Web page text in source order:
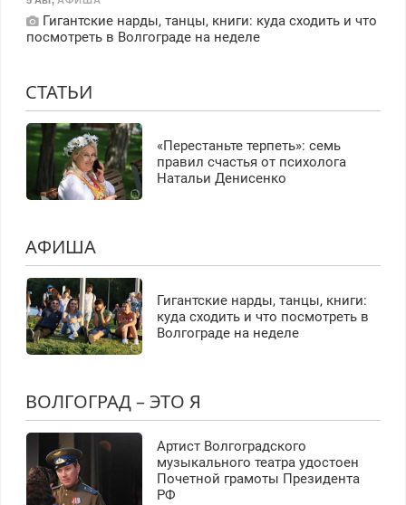
Гигантские нарды, танцы, книги: куда сходить и что
посмотреть в Волгограде на неделе
СТАТЬИ
«Перестаньте терпеть»: семь
правил счастья от психолога
Натальи Денисенко
АФИША
Гигантские нарды, танцы, книги:
куда сходить и что посмотреть в
Волгограде на неделе
ВОЛГОГРАД – ЭТО Я
Артист Волгоградского
музыкального театра удостоен
Почетной грамоты Президента
РФ